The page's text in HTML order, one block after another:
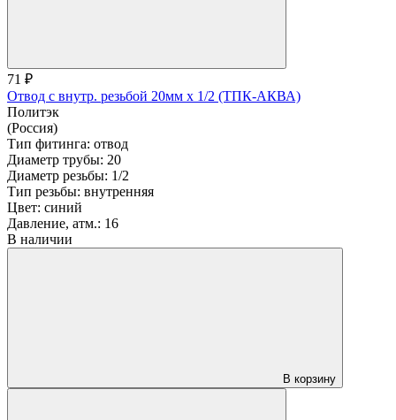
71 ₽
Отвод с внутр. резьбой 20мм х 1/2 (ТПК-АКВА)
Политэк
(Россия)
Тип фитинга: отвод
Диаметр трубы: 20
Диаметр резьбы: 1/2
Тип резьбы: внутренняя
Цвет: синий
Давление, атм.: 16
В наличии
В корзину